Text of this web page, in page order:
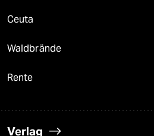
Ceuta
Waldbrände
Rente
Verlag